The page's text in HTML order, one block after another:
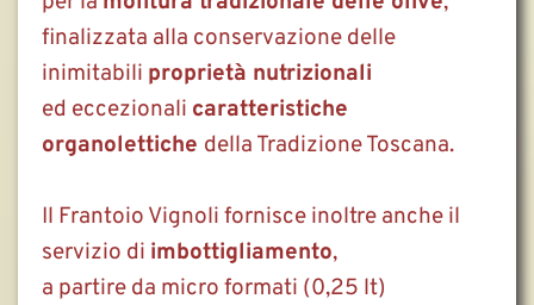
finalizzata alla conservazione delle
inimitabili proprietà nutrizionali
ed eccezionali caratteristiche
organolettiche della Tradizione Toscana.
Il Frantoio Vignoli fornisce inoltre anche il
servizio di imbottigliamento,
a partire da micro formati (0,25 lt)